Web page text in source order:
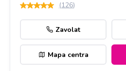
(126)
Zavolat
Mapa centra